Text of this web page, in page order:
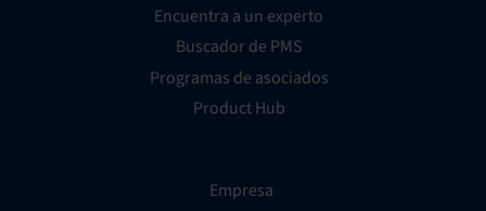
Encuentra a un experto
Buscador de PMS
Programas de asociados
Product Hub
Empresa